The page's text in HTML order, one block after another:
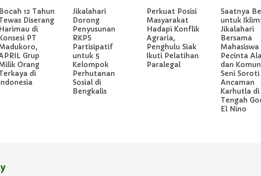
Bocah 12 Tahun
Diserang
Harimau di
PT
Grup
Orang
di
Jikalahari
Dorong
Penyusunan
RKPS
Partisipatif
untuk 5
Kelompok
Perhutanan
Sosial di
Bengkalis
Perkuat Posisi
Masyarakat
Hadapi Konflik
Agraria,
Penghulu Siak
Ikuti Pelatihan
Paralegal
Saatnya
untuk Iklim:
Jikalahari
Bersama
Mahasiswa
Pecinta
dan
Seni Soroti
Ancaman
Karhutla di
Tengah
El Nino